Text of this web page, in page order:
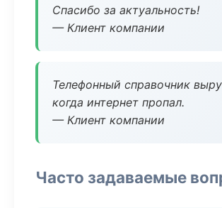
Спасибо за актуальность!
— Клиент компании
Телефонный справочник
когда интернет пропал.
— Клиент компании
Часто задаваемые